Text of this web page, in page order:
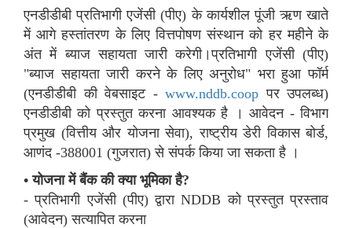
एनडीडीबी प्रतिभागी एजेंसी (पीए) के कार्यशील पूंजी ऋण खाते
में आगे हस्तांतरण के लिए वित्तपोषण संस्थान को हर महीने के
अंत में ब्याज सहायता जारी करेगी।प्रतिभागी एजेंसी (पीए)
"ब्याज सहायता जारी करने के लिए अनुरोध" भरा हुआ फॉर्म
(एनडीडीबी की वेबसाइट - www.nddb.coop पर उपलब्ध)
एनडीडीबी को प्रस्तुत करना आवश्यक है । आवेदन - विभाग
प्रमुख (वित्तीय और योजना सेवा), राष्ट्रीय डेरी विकास बोर्ड,
आणंद -388001 (गुजरात) से संपर्क किया जा सकता है ।
• योजना में बैंक की क्या भूमिका है?
- प्रतिभागी एजेंसी (पीए) द्वारा NDDB को प्रस्तुत प्रस्ताव
(आवेदन) सत्यापित करना